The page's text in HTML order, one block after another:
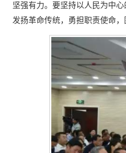
坚强有力。要坚持以人民为中
发扬革命传统，勇担职责使命